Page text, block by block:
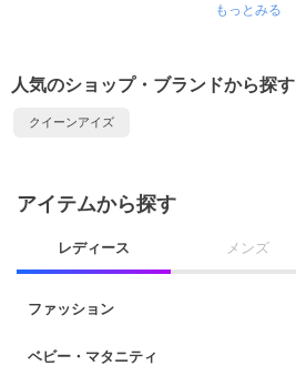
もっとみる
人気のショップ・ブランドから探す
クイーンアイズ
アイテムから探す
レディース メンズ
ファッション
ベビー・マタニティ